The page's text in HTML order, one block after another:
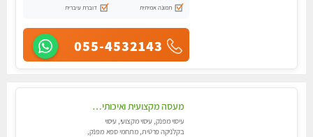
תמונה אמיתית
דוברת עיברית
055-4532143
מעסה מקצועית ואיכותית פרטי!! אירוח ברמה אחרת ...כולל שתיה חמה/קרה + בקבוק מים
עיסוי מפנק, עיסוי מקצועי, עיסוי
בקלניקה פרטית, מתחמי ספא מפנק,